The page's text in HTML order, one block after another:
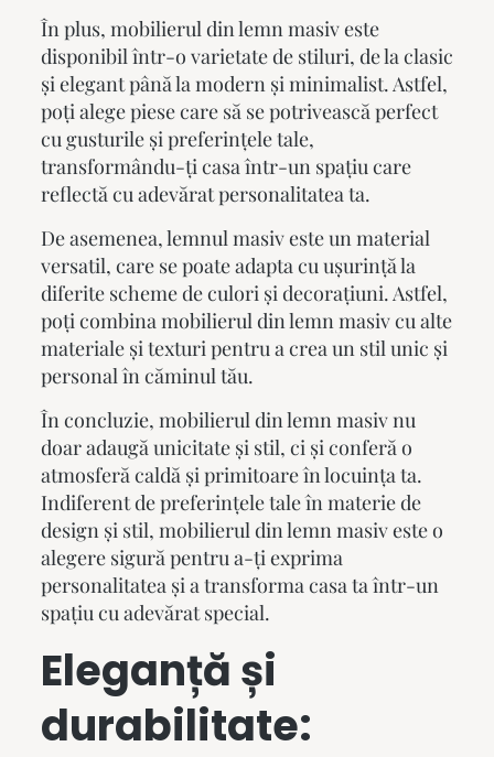
În plus, mobilierul din lemn masiveste
disponibil într-o varietate de stiluri, de la clasic
și elegant până la modern și minimalist. Astfel,
poți alege piese care să se potrivească perfect
cu gusturile și preferințele tale,
transformându-ți casa într-un spațiu care
reflectă cu adevărat personalitatea ta.
De asemenea, lemnul masiv este un material
versatil, care se poate adapta cu ușurință la
diferite scheme de culori și decorațiuni. Astfel,
poți combinamobilierul din lemn masivcu alte
materiale și texturi pentru a crea un stil unic și
personal în căminul tău.
În concluzie, mobilierul din lemn masivnu
doar adaugă unicitate și stil, ci și conferă o
atmosferă caldă și primitoare în locuința ta.
Indiferent de preferințele tale în materie de
design și stil, mobilierul din lemn masiveste o
alegere sigură pentru a-ți exprima
personalitatea și a transforma casa ta într-un
spațiu cu adevărat special.
Eleganță și
durabilitate: